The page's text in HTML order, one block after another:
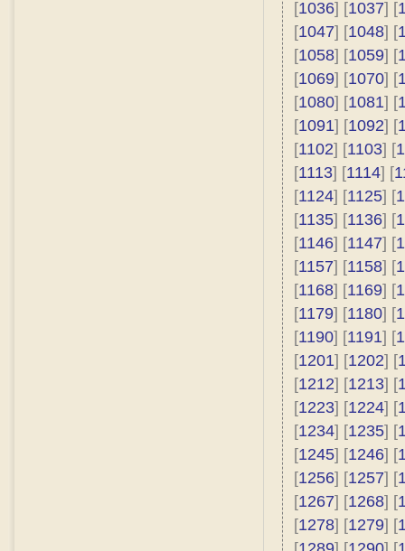
[1036] [1037] [
[1047] [1048] [
[1058] [1059] [
[1069] [1070] [
[1080] [1081] [
[1091] [1092] [
[1102] [1103] [
[1113] [1114] [
[1124] [1125] [
[1135] [1136] [
[1146] [1147] [
[1157] [1158] [
[1168] [1169] [
[1179] [1180] [
[1190] [1191] [
[1201] [1202] [
[1212] [1213] [
[1223] [1224] [
[1234] [1235] [
[1245] [1246] [
[1256] [1257] [
[1267] [1268] [
[1278] [1279] [